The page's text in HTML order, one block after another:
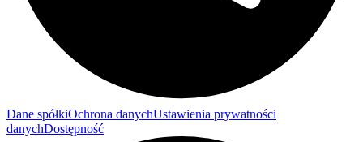
Dane spółkiOchrona danychUstawienia prywatności
danychDostępność